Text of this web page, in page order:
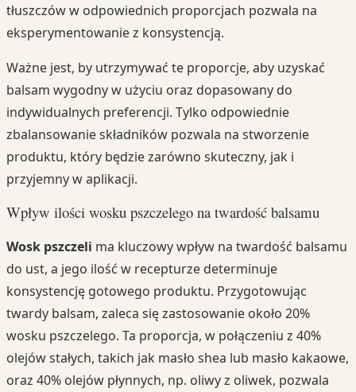
tłuszczów w odpowiednich proporcjach pozwala na
eksperymentowanie z konsystencją.
Ważne jest, by utrzymywać te proporcje, aby uzyskać
balsam wygodny w użyciu oraz dopasowany do
indywidualnych preferencji. Tylko odpowiednie
zbalansowanie składników pozwala na stworzenie
produktu, który będzie zarówno skuteczny, jak i
przyjemny w aplikacji.
Wpływ ilości wosku pszczelego na twardość balsamu
Wosk pszczeli ma kluczowy wpływ na twardość balsamu
do ust, a jego ilość w recepturze determinuje
konsystencję gotowego produktu. Przygotowując
twardy balsam, zaleca się zastosowanie około 20%
wosku pszczelego. Ta proporcja, w połączeniu z 40%
olejów stałych, takich jak masło shea lub masło kakaowe,
oraz 40% olejów płynnych, np. oliwy z oliwek, pozwala